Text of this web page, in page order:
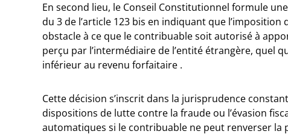
En second lieu, le Conseil Constitutionnel formule
du 3 de l’article 123 bis en indiquant que
obstacle à ce que le contribuable soit autorisé à
perçu par l’intermédiaire de l’entité étrangère, quel
inférieur au revenu forfaitaire .
Cette décision s’inscrit dans la jurisprudence
dispositions de lutte contre la fraude ou l’évasion
automatiques si le contribuable ne peut renverser